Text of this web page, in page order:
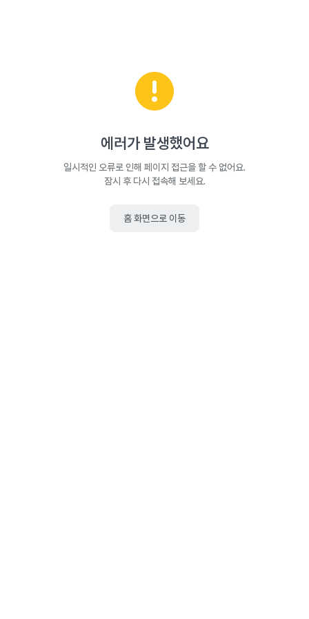
에러가 발생했어요
일시적인 오류로 인해 페이지 접근을 할 수 없어요.
잠시 후 다시 접속해 보세요.
홈 화면으로 이동